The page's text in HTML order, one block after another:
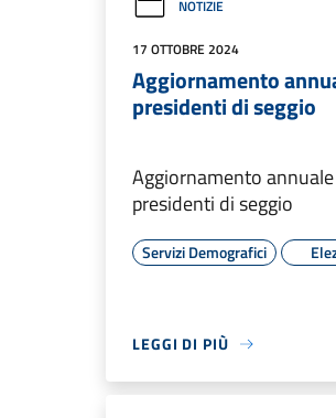
NOTIZIE
17 OTTOBRE 2024
Aggiornamento
presidenti di seggio
Aggiornamento
presidenti di seggio
Servizi Demografici
LEGGI DI PIÙ